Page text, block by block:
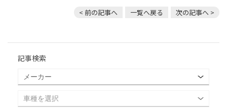
< 前の記事へ 一覧へ戻る 次の記事へ >
記事検索